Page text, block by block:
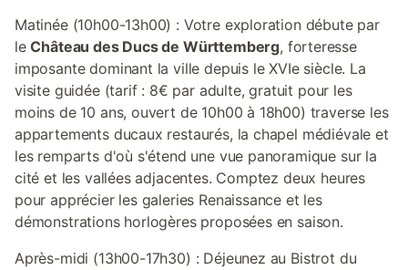
Matinée (10h00-13h00) : Votre exploration débute par
leChâteau des Ducs de Württemberg, forteresse
imposante dominant la ville depuis le XVIe siècle. La
visite guidée (tarif : 8€ par adulte, gratuit pour les
moins de 10 ans, ouvert de 10h00 à 18h00) traverse les
appartements ducaux restaurés, la chapel médiévale et
les remparts d'où s'étend une vue panoramique sur la
cité et les vallées adjacentes. Comptez deux heures
pour apprécier les galeries Renaissance et les
démonstrations horlogères proposées en saison.
Après-midi (13h00-17h30) : Déjeunez au Bistrot du